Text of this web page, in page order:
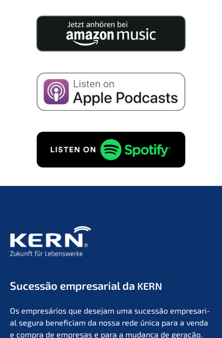
Suces­são empre­sa­ri­al da KERN
Os empresá­ri­os que desejam uma suces­são empre­sa­ri­
al segura benefi­ci­am da nossa rede única para a venda
e compra de empre­sas e para a mudan­ça de geração.